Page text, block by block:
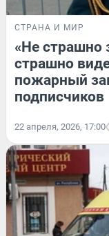
СТРАНА И МИР
«Не страшно
страшно
пожарный
подписчиков
22 апреля, 2026, 17:00